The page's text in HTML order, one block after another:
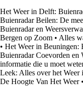
Het Weer in Delft:
Buienradar Beilen: De
Buienradar en
Bergen op Zoom • Alles
• Het Weer in Beuningen:
Buienradar Coevorden en
informatie die u moet
Leek: Alles over het Weer
De Hoogte Van Het Weer•